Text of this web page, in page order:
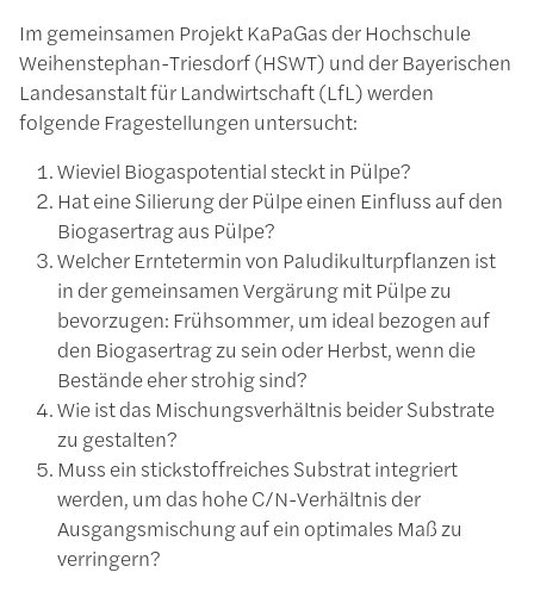
Im gemeinsamen Projekt KaPaGas der Hochschule
Weihenstephan-Triesdorf (HSWT) und der Bayerischen
Landesanstalt für Landwirtschaft (LfL) werden
folgende Fragestellungen untersucht:
Wieviel Biogaspotential steckt in Pülpe?
Hat eine Silierung der Pülpe einen Einfluss auf den
Biogasertrag aus Pülpe?
Welcher Erntetermin von Paludikulturpflanzen ist
in der gemeinsamen Vergärung mit Pülpe zu
bevorzugen: Frühsommer, um ideal bezogen auf
den Biogasertrag zu sein oder Herbst, wenn die
Bestände eher strohig sind?
Wie ist das Mischungsverhältnis beider Substrate
zu gestalten?
Muss ein stickstoffreiches Substrat integriert
werden, um das hohe C/N-Verhältnis der
Ausgangsmischung auf ein optimales Maß zu
verringern?